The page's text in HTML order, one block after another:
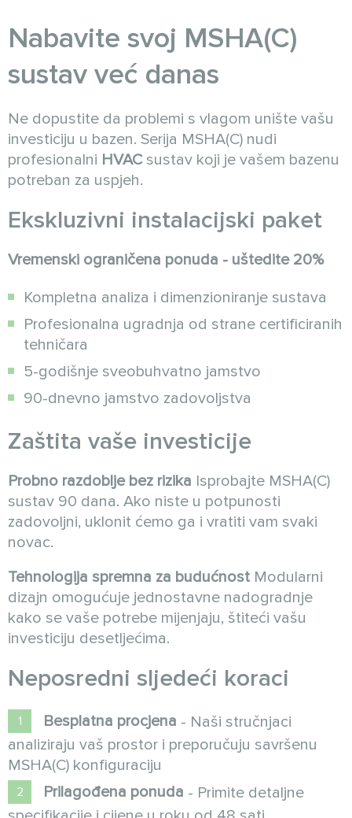
Nabavite svoj MSHA(C)
sustav već danas
Ne dopustite da problemi s vlagom unište vašu
investiciju u bazen. Serija MSHA(C) nudi
profesionalni HVACsustav koji je vašem bazenu
potreban za uspjeh.
Ekskluzivni instalacijski paket
Vremenski ograničena ponuda - uštedite 20%
Kompletna analiza i dimenzioniranje sustava
Profesionalna ugradnja od strane certificiranih
tehničara
5-godišnje sveobuhvatno jamstvo
90-dnevno jamstvo zadovoljstva
Zaštita vaše investicije
Probno razdoblje bez rizika Isprobajte MSHA(C)
sustav 90 dana. Ako niste u potpunosti
zadovoljni, uklonit ćemo ga i vratiti vam svaki
novac.
Tehnologija spremna za budućnost Modularni
dizajn omogućuje jednostavne nadogradnje
kako se vaše potrebe mijenjaju, štiteći vašu
investiciju desetljećima.
Neposredni sljedeći koraci
Besplatna procjena - Naši stručnjaci
analiziraju vaš prostor i preporučuju savršenu
MSHA(C) konfiguraciju
Prilagođena ponuda - Primite detaljne